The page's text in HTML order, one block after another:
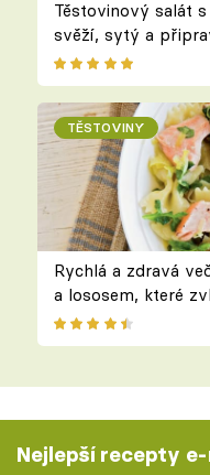
Těstovinový salát
svěží, sytý a
TĚSTOVINY
Rychlá a zdravá
a lososem, které
Nejlepší recepty